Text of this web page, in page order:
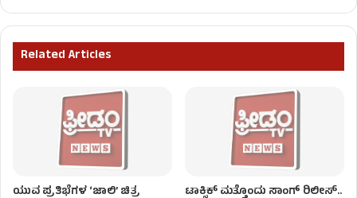
Related Articles
ಯುವ ಪ್ರತಿಭೆಗಳ ‘ಜಾಲಿ’ ಚಿತ್ರ ಟಾಕ್ಸಿಕ್ ಮತ್ತೊಂದು ಸಾಂಗ್‌ ರಿಲೀಸ್‌..